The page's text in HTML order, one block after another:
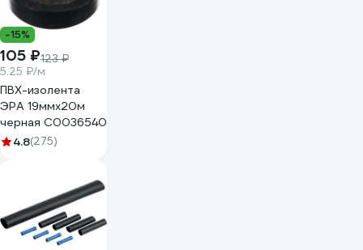
-15%
105 ₽123 ₽
5.25 ₽/м
ПВХ-изолента
ЭРА 19ммх20м
черная C0036540
4.8(275)